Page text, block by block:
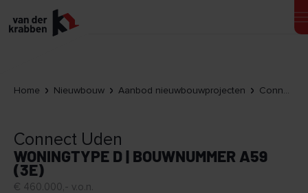
Home Nieuwbouw Aanbod nieuwbouwprojecten Connect Uden
Connect Uden
WONINGTYPE D | BOUWNUMMER A59
(3E)
€ 460.000,- v.o.n.